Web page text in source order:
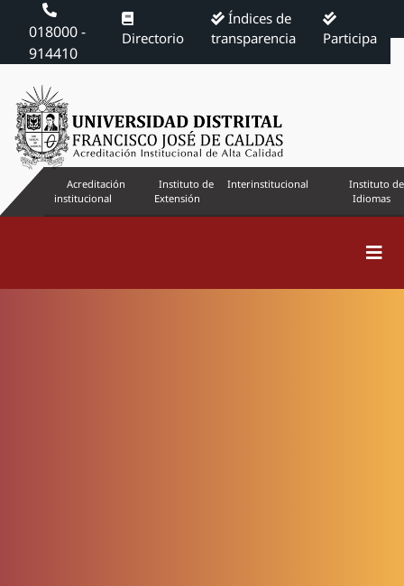
018000 -
914410
Directorio
Índices de
transparencia
Participa
Acreditación
institucional
Instituto de
Extensión
Interinstitucional
Instituto de
Idiomas